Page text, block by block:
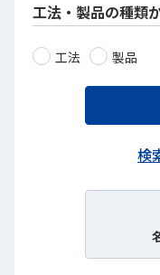
工法・製品の種類
工法 製品